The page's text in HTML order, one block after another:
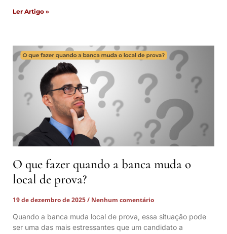
Ler Artigo »
O que fazer quando a banca muda o
local de prova?
19 de dezembro de 2025
Nenhum comentário
Quando a banca muda local de prova, essa situação pode
ser uma das mais estressantes que um candidato a